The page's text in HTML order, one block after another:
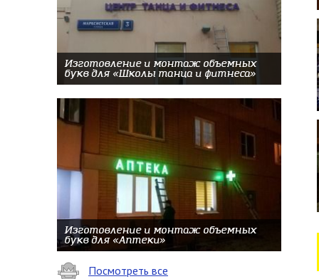
Изготовление и монтаж объемных
букв для «Школы танца и фитнеса»
Изготовление и монтаж объемных
букв для «Аптеки»
Посмотреть все